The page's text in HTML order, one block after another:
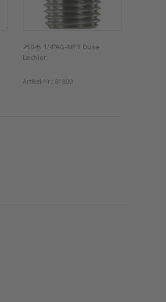
25045 1/4"AG-NPT Düse
Lechler
Artikel-Nr.: 61800